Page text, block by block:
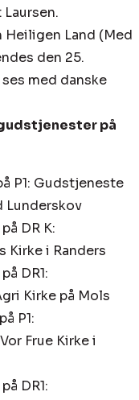
Heiligen Land (Med
den 25.
ses med danske
på
P1: Gudstjeneste
Lunderskov
DR K:
Kirke i Randers
DR1:
Kirke på Mols
P1:
Frue Kirke i
DR1: